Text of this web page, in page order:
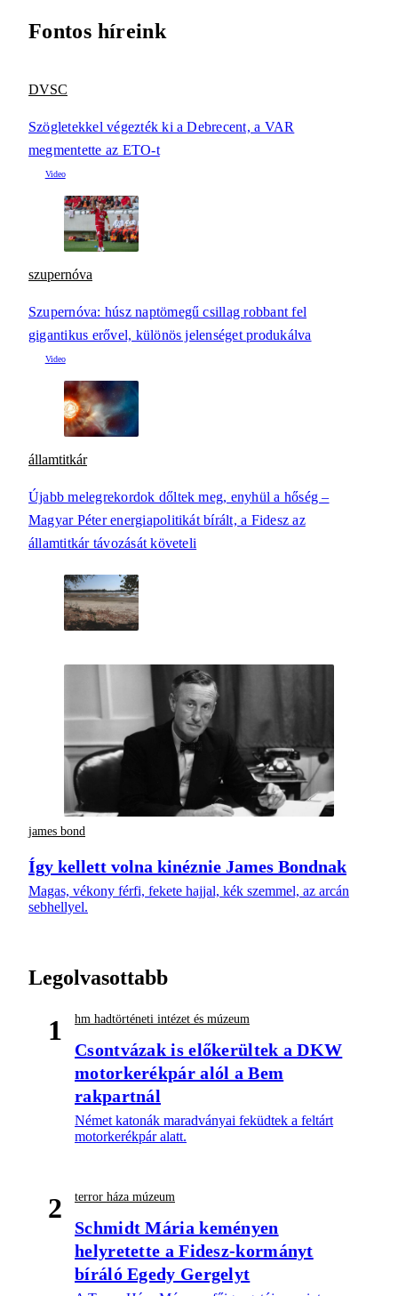
Fontos híreink
DVSC
Szögletekkel végezték ki a Debrecent, a VAR
megmentette az ETO-t
szupernóva
Szupernóva: húsz naptömegű csillag robbant fel
gigantikus erővel, különös jelenséget produkálva
államtitkár
Újabb melegrekordok dőltek meg, enyhül a hőség –
Magyar Péter energiapolitikát bírált, a Fidesz az
államtitkár távozását követeli
james bond
Így kellett volna kinéznie James Bondnak
Magas, vékony férfi, fekete hajjal, kék szemmel, az arcán
sebhellyel.
Legolvasottabb
1 hm hadtörténeti intézet és múzeum
Csontvázak is előkerültek a DKW
motorkerékpár alól a Bem
rakpartnál
Német katonák maradványai feküdtek a feltárt
motorkerékpár alatt.
2 terror háza múzeum
Schmidt Mária keményen
helyretette a Fidesz-kormányt
bíráló Egedy Gergelyt